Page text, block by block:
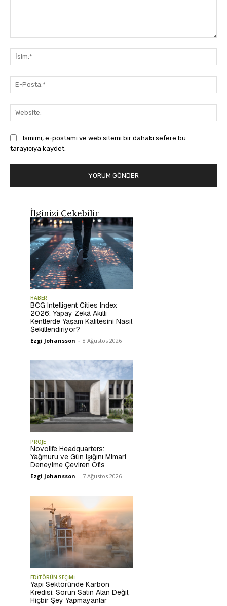
Ismimi, e-postamı ve web sitemi bir dahaki sefere bu
tarayıcıya kaydet.
İlginizi Çekebilir
HABER
BCG Intelligent Cities Index
2026: Yapay Zekâ Akıllı
Kentlerde Yaşam Kalitesini Nasıl
Şekillendiriyor?
Ezgi Johansson - 8 Ağustos 2026
PROJE
Novolife Headquarters:
Yağmuru ve Gün Işığını Mimari
Deneyime Çeviren Ofis
Ezgi Johansson - 7 Ağustos 2026
EDİTÖRÜN SEÇİMİ
Yapı Sektöründe Karbon
Kredisi: Sorun Satın Alan Değil,
Hiçbir Şey Yapmayanlar